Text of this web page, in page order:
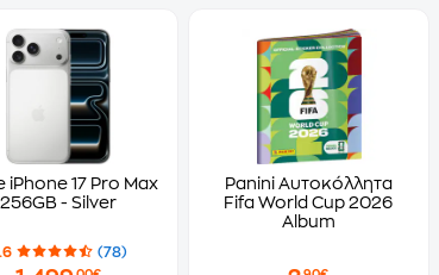
iPhone 17 Pro Max
256GB - Silver
(78)
Panini Αυτοκόλλητα
Fifa World Cup 2026
Album